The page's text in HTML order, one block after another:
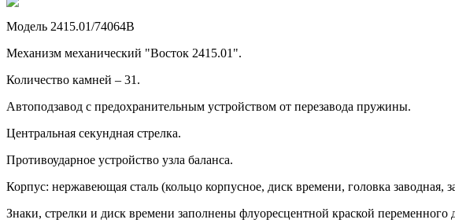
Модель 2415.01/74064В
Механизм механический "Восток 2415.01".
Количество камней – 31.
Автоподзавод с предохранительным устройством от перезавода пружины.
Центральная секундная стрелка.
Противоударное устройство узла баланса.
Корпус: нержавеющая сталь (кольцо корпусное, диск времени, головка заводная,
Знаки, стрелки и диск времени заполнены флуоресцентной краской переменного